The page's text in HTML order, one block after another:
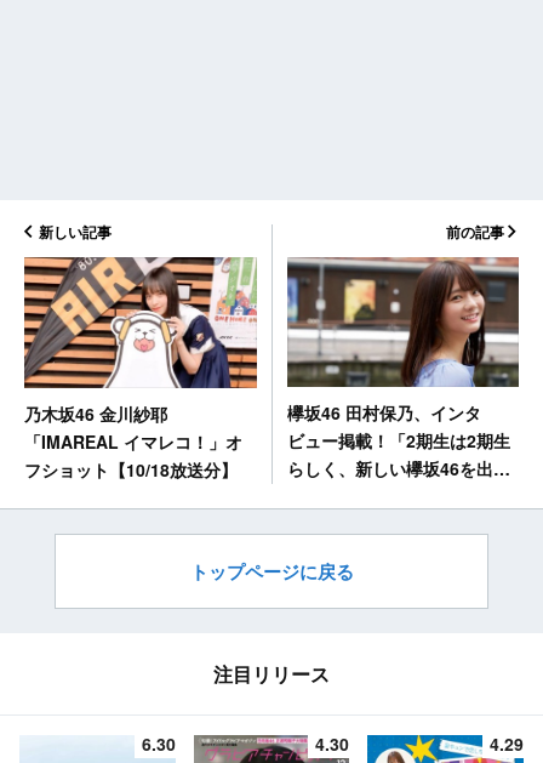
新しい記事
乃木坂46 金川紗耶
「IMAREAL イマレコ！」オ
フショット【10/18放送分】
前の記事
欅坂46 田村保乃、インタ
ビュー掲載！「2期生は2期生
らしく、新しい欅坂46を出せ
トップページに戻る
注目リリース
6.30 4.30 4.29